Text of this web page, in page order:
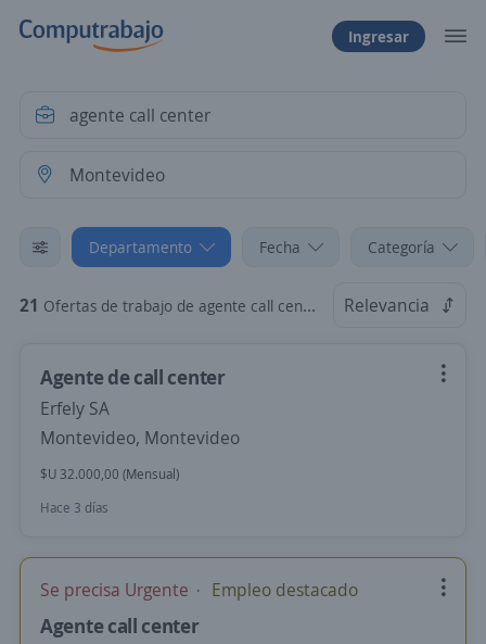
Ingresar
Departamento Fecha Categoría
21 Ofertas de trabajo de agente call center en Montevideo Relevancia
Agente de call center
Erfely SA
Montevideo, Montevideo
$U 32.000,00 (Mensual)
Hace 3 días
Se precisa Urgente Empleo destacado
Agente call center